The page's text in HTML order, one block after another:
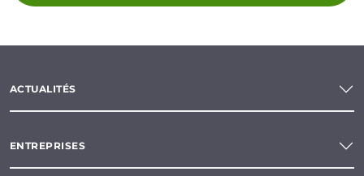
ACTUALITÉS
ENTREPRISES